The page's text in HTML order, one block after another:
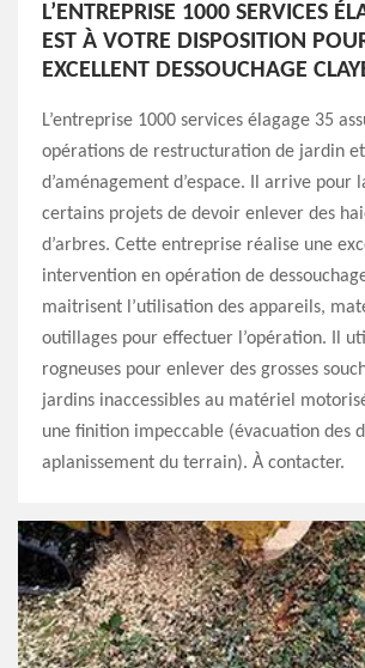
L’ENTREPRISE 1000 SERVICES
EST À VOTRE DISPOSITION
EXCELLENT DESSOUCHAGE
L’entreprise 1000 services élagage 35
opérations de restructuration de jardin et
d’aménagement d’espace. Il arrive pour
certains projets de devoir enlever des
d’arbres. Cette entreprise réalise une
intervention en opération de
maitrisent l’utilisation des appareils,
outillages pour effectuer l’opération. Il
rogneuses pour enlever des grosses
jardins inaccessibles au matériel
une finition impeccable (évacuation des
aplanissement du terrain). À contacter.